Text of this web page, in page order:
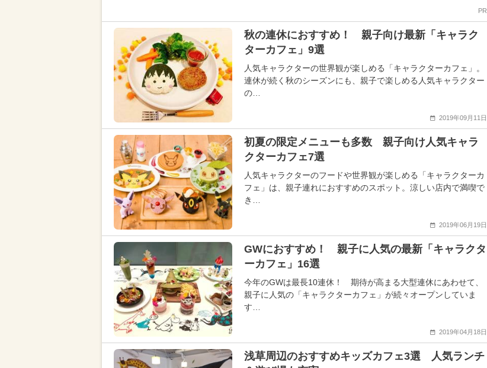
PR
秋の連休におすすめ！ 親子向け最新「キャラク
ターカフェ」9選
人気キャラクターの世界観が楽しめる「キャラクターカフェ」。
連休が続く秋のシーズンにも、親子で楽しめる人気キャラクター
の…
2019年09月11日
初夏の限定メニューも多数 親子向け人気キャラ
クターカフェ7選
人気キャラクターのフードや世界観が楽しめる「キャラクターカ
フェ」は、親子連れにおすすめのスポット。涼しい店内で満喫で
き…
2019年06月19日
GWにおすすめ！ 親子に人気の最新「キャラクタ
ーカフェ」16選
今年のGWは最長10連休！ 期待が高まる大型連休にあわせて、
親子に人気の「キャラクターカフェ」が続々オープンしていま
す…
2019年04月18日
浅草周辺のおすすめキッズカフェ3選 人気ランチ